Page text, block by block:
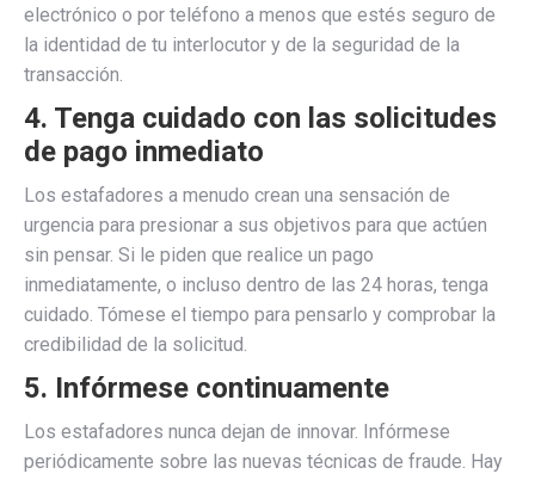
electrónico o por teléfono a menos que estés seguro de
la identidad de tu interlocutor y de la seguridad de la
transacción.
4. Tenga cuidado con las solicitudes
de pago inmediato
Los estafadores a menudo crean una sensación de
urgencia para presionar a sus objetivos para que actúen
sin pensar. Si le piden que realice un pago
inmediatamente, o incluso dentro de las 24 horas, tenga
cuidado. Tómese el tiempo para pensarlo y comprobar la
credibilidad de la solicitud.
5. Infórmese continuamente
Los estafadores nunca dejan de innovar. Infórmese
periódicamente sobre las nuevas técnicas de fraude. Hay